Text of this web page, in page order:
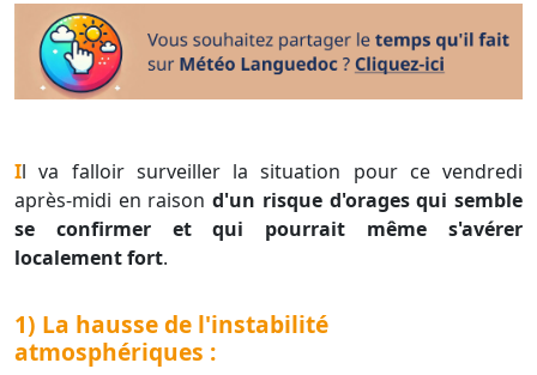
Il va falloir surveiller la situation pour ce vendredi
après-midi en raisond'un risque d'orages qui semble
se confirmer et qui pourrait même s'avérer
localement fort.
1) La hausse de l'instabilité
atmosphériques :